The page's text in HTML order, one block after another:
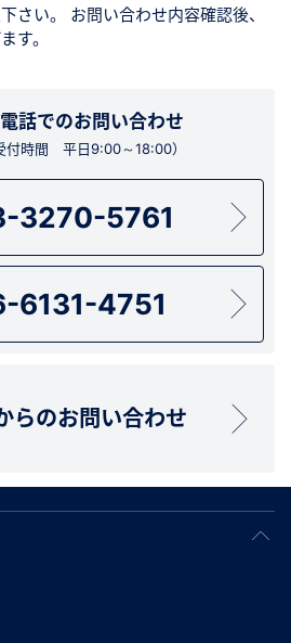
さい。
お問い合わせ内容確認後、
す。
話でのお問い合わせ
付時間 平日9:00～18:00）
3270-5761
6131-4751
らのお問い合わせ